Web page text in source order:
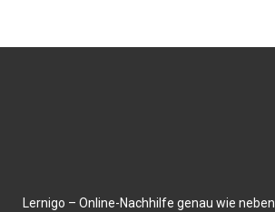
Lernigo – Online-Nachhilfe genau wie neben